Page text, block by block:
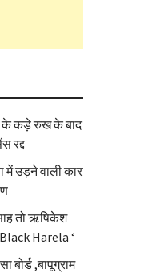
के कड़े रुख के बाद
रद्द
में उड़ने वाली कार
तो ऋषिकेश
Harela ‘
,बापूग्राम